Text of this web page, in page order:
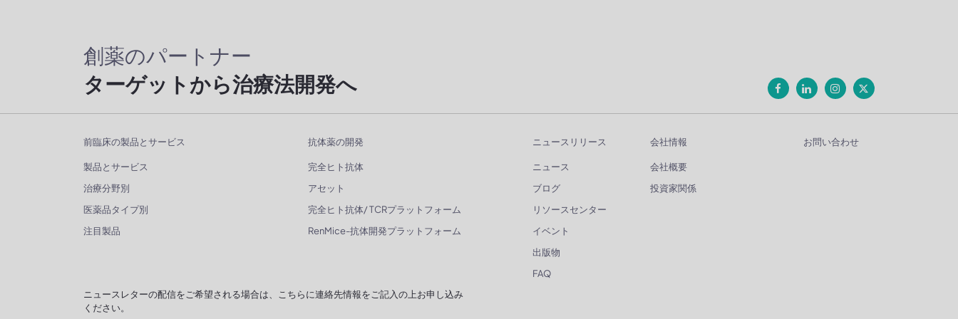
創薬のパートナー
ターゲットから治療法開発へ
前臨床の製品とサービス
製品とサービス
治療分野別
医薬品タイプ別
注目製品
抗体薬の開発
完全ヒト抗体
アセット
完全ヒト抗体/ TCRプラットフォーム
RenMice-抗体開発プラットフォーム
ニュースリリース
ニュース
ブログ
リソースセンター
イベント
出版物
FAQ
会社情報
会社概要
投資家関係
お問い合わせ
ニュースレターの配信をご希望される場合は、こちらに連絡先情報をご記入の上お申し込み
ください。